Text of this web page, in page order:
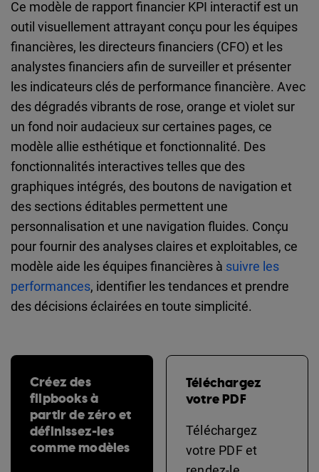
Ce modèle de rapport financier KPI interactif est un
outil visuellement attrayant conçu pour les équipes
financières, les directeurs financiers (CFO) et les
analystes financiers afin de surveiller et présenter
les indicateurs clés de performance financière. Avec
des dégradés vibrants de rose, orange et violet sur
un fond noir audacieux sur certaines pages, ce
modèle allie esthétique et fonctionnalité. Des
fonctionnalités interactives telles que des
graphiques intégrés, des boutons de navigation et
des sections éditables permettent une
personnalisation et une navigation fluides. Conçu
pour fournir des analyses claires et exploitables, ce
modèle aide les équipes financières à suivre les
performances, identifier les tendances et prendre
des décisions éclairées en toute simplicité.
Créez des
flipbooks à
partir de zéro et
définissez-les
comme modèles
Téléchargez
votre PDF
Téléchargez
votre PDF et